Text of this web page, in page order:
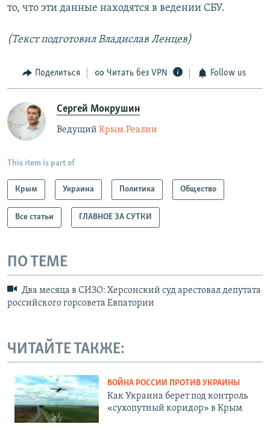
то, что эти данные находятся в ведении СБУ.
(Текст подготовил Владислав Ленцев)
Поделиться Читать без VPN Follow us
Сергей Мокрушин
Ведущий Крым.Реалии
This item is part of
Крым Украина Политика Общество
Все статьи ГЛАВНОЕ ЗА СУТКИ
ПО ТЕМЕ
Два месяца в СИЗО: Херсонский суд арестовал депутата
российского горсовета Евпатории
ЧИТАЙТЕ ТАКЖЕ:
ВОЙНА РОССИИ ПРОТИВ УКРАИНЫ
Как Украина берет под контроль
«сухопутный коридор» в Крым